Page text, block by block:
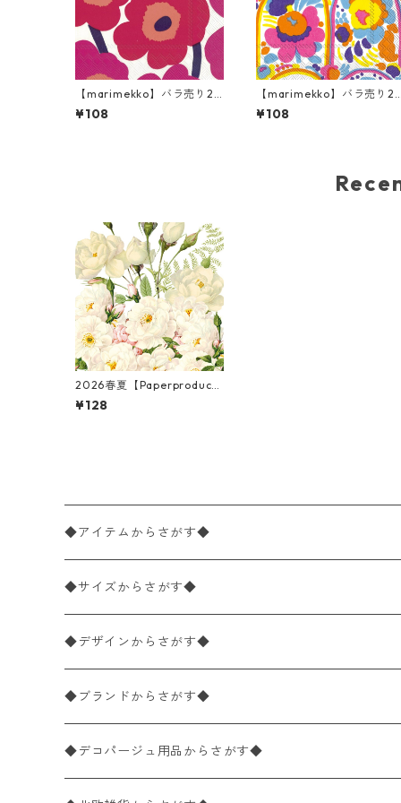
【marimekko】バラ売り2
枚 カクテルサイズ ペーパー
ナプキン UNIKKO ホワイト
¥108
【marimekko】バラ売り2
枚 カクテルサイズ ペーパー
ナプキン KARUSELLI ホワ
¥108
2026春夏【Paperproducts
Design】バラ売り2枚 ラン
チサイズ ペーパーナプキン
¥128
◆アイテムからさがす◆
ペーパーナプキン2枚バラ売り
ペーパーナプキン1枚バラ売り
ペーパーナプキン20枚入りパック
ペーパーナプキン10枚入りパック
◆サイズからさがす◆
33×33cm（ランチサイズ）
バラ売り
パック売り
25×25cm（カクテルサイズ）
バラ売り
パック売り
40×40cm（ディナーサイズ）
◆デザインからさがす◆
花柄
植物・グリーン柄
◆ブランドからさがす◆
ドイツ製 IHR/イア
◆デコパージュ用品からさがす◆